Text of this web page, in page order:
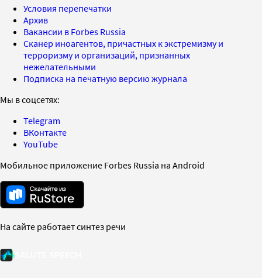
Условия перепечатки
Архив
Вакансии в Forbes Russia
Сканер иноагентов, причастных к экстремизму и
терроризму и организаций, признанных
нежелательными
Подписка на печатную версию журнала
Мы в соцсетях:
Telegram
ВКонтакте
YouTube
Мобильное приложение Forbes Russia на Android
На сайте работает синтез речи